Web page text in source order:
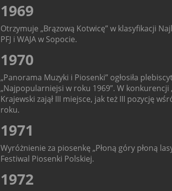
1969
Otrzymuje „Brązową Kotwicę” w klasyfikacji
PFJ i WAJA w Sopocie.
1970
„Panorama Muzyki i Piosenki” ogłosiła
„Najpopularniejsi w roku 1969”. W konkurencji
Krajewski zajął III miejsce, jak też III pozycję
roku.
1971
Wyróżnienie za piosenkę „Płoną góry płoną
Festiwal Piosenki Polskiej.
1972